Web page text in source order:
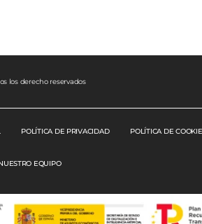
los derecho reservados
POLÍTICA DE PRIVACIDAD POLÍTICA DE
EQUIPO